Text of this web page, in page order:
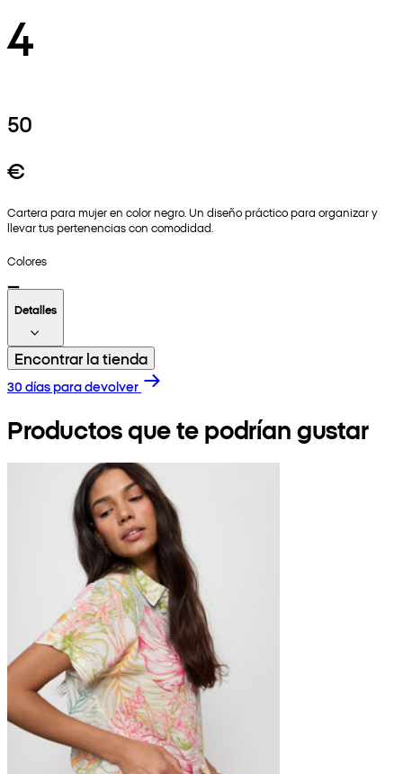
4
50
€
Cartera para mujer en color negro. Un diseño práctico para organizar y
llevar tus pertenencias con comodidad.
Colores
Detalles
Encontrar la tienda
30 días para devolver
Productos que te podrían gustar